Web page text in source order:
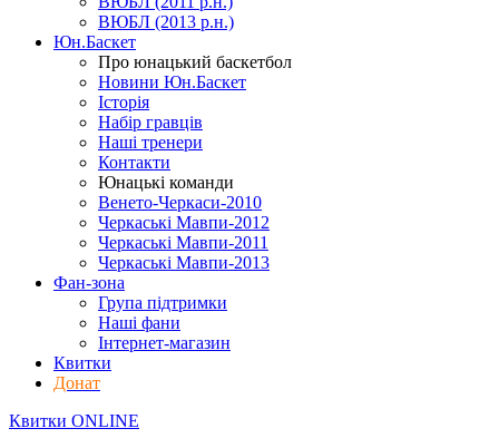
ВЮБЛ (2013 р.н.)
Юн.Баскет
Про юнацький баскетбол
Новини Юн.Баскет
Історія
Набір гравців
Наші тренери
Контакти
Юнацькі команди
Венето-Черкаси-2010
Черкаські Мавпи-2012
Черкаські Мавпи-2011
Черкаські Мавпи-2013
Фан-зона
Група підтримки
Наші фани
Інтернет-магазин
Квитки
Донат
Квитки ONLINE